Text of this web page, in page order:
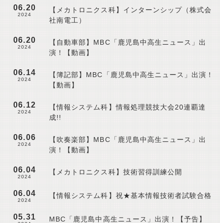
06.20
2024
【メカトロニクス科】インターンシップ（株式会
社南電工）
06.20
2024
【自動車部】MBC「鹿児島中高生ニュース」出
演！【動画】
06.14
2024
【簿記部】MBC「鹿児島中高生ニュース」出演！
【動画】
06.12
2024
【情報システム科】情報処理競技大会20連覇達
成!!
06.06
2024
【吹奏楽部】MBC「鹿児島中高生ニュース」出
演！【動画】
06.04
2024
【メカトロニクス科】技術習得訓練公開
06.04
2024
【情報システム科】祝★基本情報技術者試験合格
05.31 MBC「鹿児島中高生ニュース」出演！【予告】